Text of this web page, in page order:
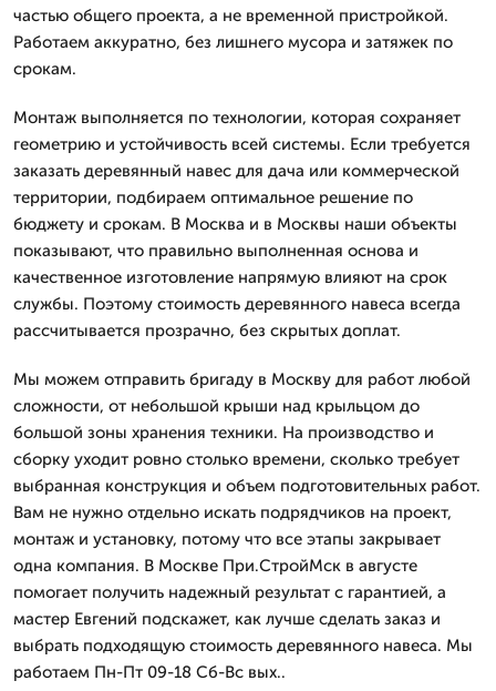
частью общего проекта, а не временной пристройкой.
Работаем аккуратно, без лишнего мусора и затяжек по
срокам.
Монтаж выполняется по технологии, которая сохраняет
геометрию и устойчивость всей системы. Если требуется
заказать деревянный навес для дача или коммерческой
территории, подбираем оптимальное решение по
бюджету и срокам. В Москва и в Москвы наши объекты
показывают, что правильно выполненная основа и
качественное изготовление напрямую влияют на срок
службы. Поэтому стоимость деревянного навеса всегда
рассчитывается прозрачно, без скрытых доплат.
Мы можем отправить бригаду в Москву для работ любой
сложности, от небольшой крыши над крыльцом до
большой зоны хранения техники. На производство и
сборку уходит ровно столько времени, сколько требует
выбранная конструкция и объем подготовительных работ.
Вам не нужно отдельно искать подрядчиков на проект,
монтаж и установку, потому что все этапы закрывает
одна компания. В Москве При.СтройМск в августе
помогает получить надежный результат с гарантией, а
мастер Евгений подскажет, как лучше сделать заказ и
выбрать подходящую стоимость деревянного навеса. Мы
работаем Пн-Пт 09-18 Сб-Вс вых..